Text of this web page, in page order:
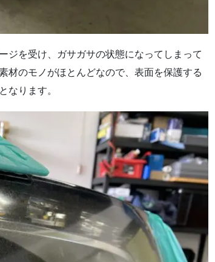
ジを受け、ガサガサの状態になってしまって
材のモノがほとんどなので、表面を保護する
なります。